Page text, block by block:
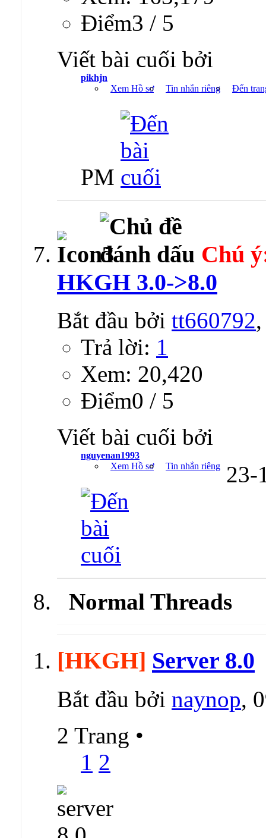
Ðiểm3 / 5
Viết bài cuối bởi
pikhjn
Xem Hồ sơ
Tin nhắn riêng Đến
PM
Chú
HKGH 3.0->8.0
Bắt đầu bởi tt660792
Trả lời: 1
Xem: 20,420
Ðiểm0 / 5
Viết bài cuối bởi
nguyenan1993
Xem Hồ sơ
Tin nhắn riêng 23-
Normal Threads
[HKGH] Server 8.0
Bắt đầu bởi naynop,
2 Trang •
1 2